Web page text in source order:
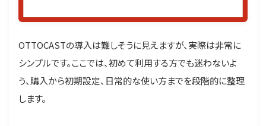
OTTOCASTの導入は難しそうに見えますが、実際は非常に
シンプルです。ここでは、初めて利用する方でも迷わないよ
う、購入から初期設定、日常的な使い方までを段階的に整理
します。